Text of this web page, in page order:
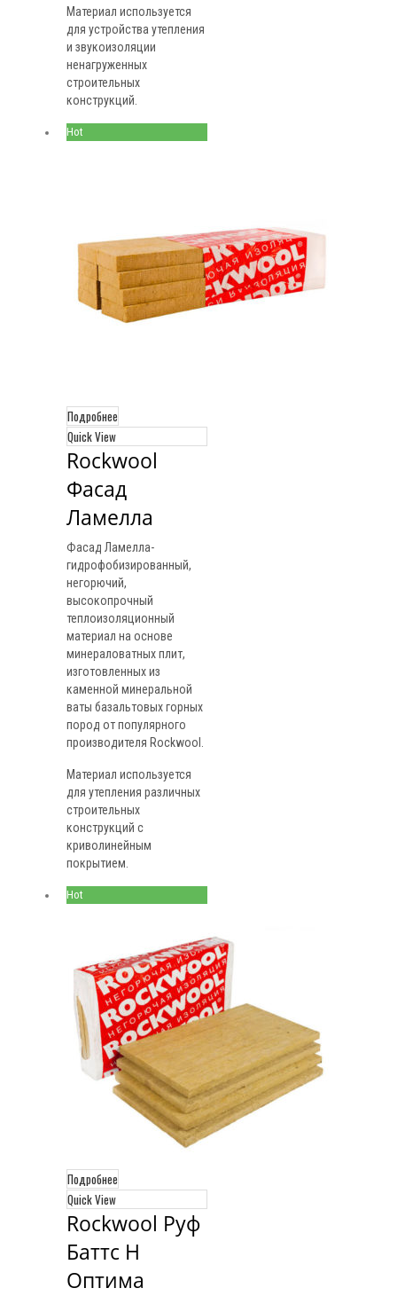
Материал используется
для устройства утепления
и звукоизоляции
ненагруженных
строительных
конструкций.
Hot
Подробнее
Quick View
Rockwool
Фасад
Ламелла
Фасад Ламелла-
гидрофобизированный,
негорючий,
высокопрочный
теплоизоляционный
материал на основе
минераловатных плит,
изготовленных из
каменной минеральной
ваты базальтовых горных
пород от популярного
производителя Rockwool.
Материал используется
для утепления различных
строительных
конструкций с
криволинейным
покрытием.
Hot
Подробнее
Quick View
Rockwool Руф
Баттс Н
Оптима